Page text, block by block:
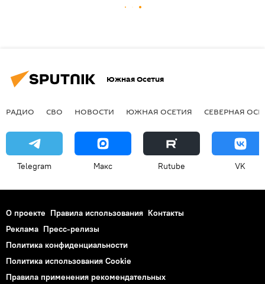
Южная Осетия
РАДИО СВО НОВОСТИ ЮЖНАЯ ОСЕТИЯ СЕВЕРНАЯ
Telegram Макс Rutube VK
О проекте Правила использования Контакты
Реклама Пресс-релизы
Политика конфиденциальности
Политика использования Cookie
Правила применения рекомендательных